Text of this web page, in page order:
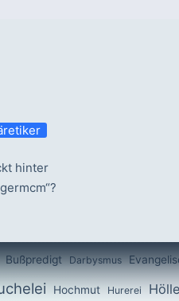
hinter
Bußpredigt Darbysmus
Hochmut Hurerei Hölle